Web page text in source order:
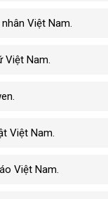
Việt Nam.
Việt Nam.
Việt Nam.
Việt Nam.